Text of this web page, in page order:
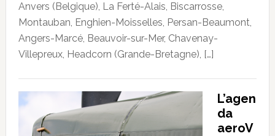
Anvers (Belgique), La Ferté-Alais, Biscarrosse,
Montauban, Enghien-Moisselles, Persan-Beaumont,
Angers-Marcé, Beauvoir-sur-Mer, Chavenay-
Villepreux, Headcorn (Grande-Bretagne), […]
L’agen
da
aeroV